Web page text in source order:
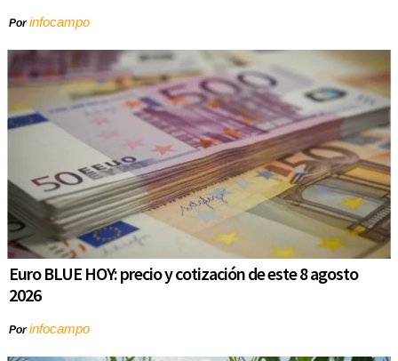
Porinfocampo
Euro BLUE HOY: precio y cotización de este 8 agosto
2026
Porinfocampo